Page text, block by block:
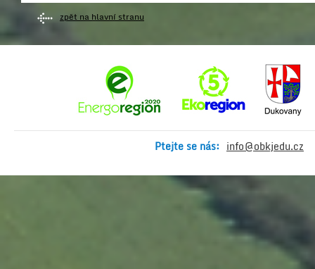
zpět na hlavní stranu
Ptejte se nás: info@obkjedu.cz